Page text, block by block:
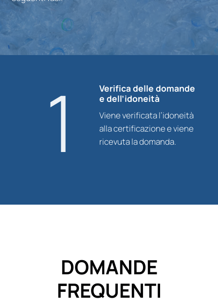
1
Verifica delle domande
e dell’idoneità
Viene verificata l’idoneità
alla certificazione e viene
ricevuta la domanda.
DOMANDE
FREQUENTI